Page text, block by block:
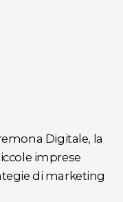
Digitale, la
imprese
di marketing